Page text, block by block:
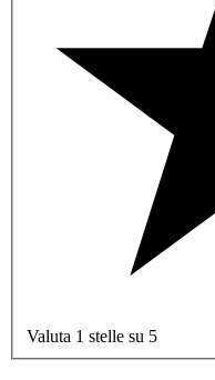
Valuta 1 stelle su 5